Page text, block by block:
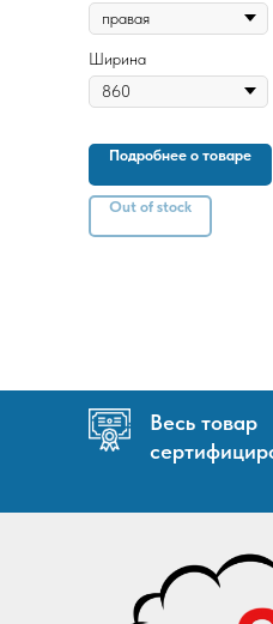
Ширина
Подробнее о товаре
Out of stock
Весь товар